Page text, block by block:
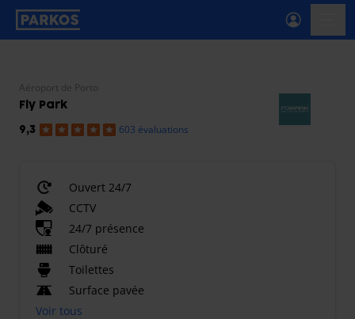
étiquette-de-navigation-principale
Aéroport de Porto
Fly Park
9,3 603 évaluations
Ouvert 24/7
CCTV
24/7 présence
Clôturé
Toilettes
Surface pavée
Voir tous